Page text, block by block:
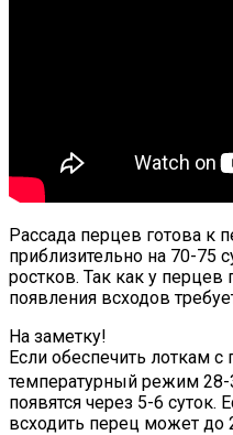
Рассада перцев готова к
приблизительно на 70-75
ростков. Так как у перцев
появления всходов
На заметку!
Если обеспечить лоткам
температурный режим 28-
появятся через 5-6 суток.
всходить перец может до